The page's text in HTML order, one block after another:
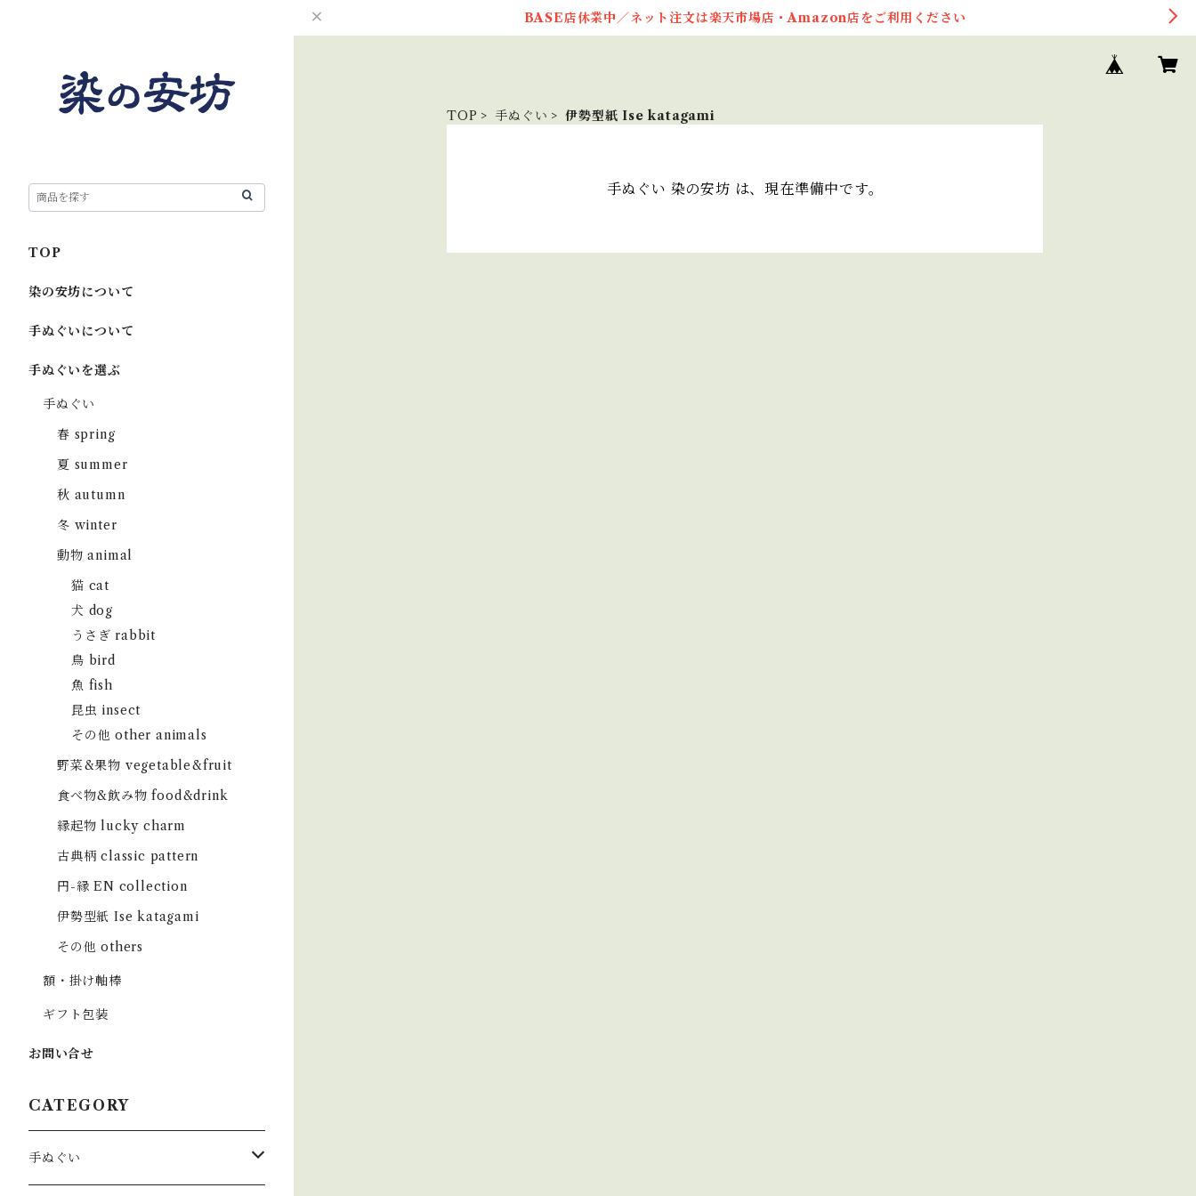
BASE店休業中／ネット注文は楽天市場店・Amazon店をご利用ください
TOP 手ぬぐい 伊勢型紙 Ise katagami
手ぬぐい 染の安坊 は、現在準備中です。
TOP
染の安坊について
手ぬぐいについて
手ぬぐいを選ぶ
手ぬぐい
春 spring
夏 summer
秋 autumn
冬 winter
動物 animal
猫 cat
犬 dog
うさぎ rabbit
鳥 bird
魚 fish
昆虫 insect
その他 other animals
野菜&果物 vegetable&fruit
食べ物&飲み物 food&drink
縁起物 lucky charm
古典柄 classic pattern
円-縁 EN collection
伊勢型紙 Ise katagami
その他 others
額・掛け軸棒
ギフト包装
お問い合せ
CATEGORY
手ぬぐい